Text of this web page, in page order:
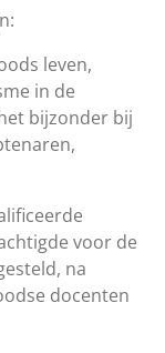
leven,
in de
bijzonder bij
voor de
na
docenten